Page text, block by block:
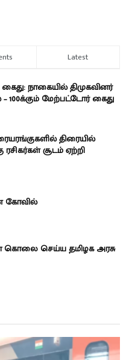
Latest
நாகையில் திமுகவினர்
100க்கும் மேற்பட்டோர் கைது
திரையில்
சூடம் ஏற்றி
கோவில்
கொலை செய்ய தமிழக அரசு